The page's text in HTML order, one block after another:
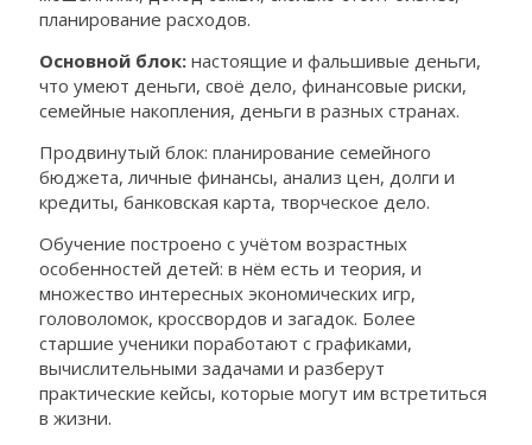
планирование расходов.
Основной блок: настоящие и фальшивые деньги,
что умеют деньги, своё дело, финансовые риски,
семейные накопления, деньги в разных странах.
Продвинутый блок: планирование семейного
бюджета, личные финансы, анализ цен, долги и
кредиты, банковская карта, творческое дело.
Обучение построено с учётом возрастных
особенностей детей: в нём есть и теория, и
множество интересных экономических игр,
головоломок, кроссвордов и загадок. Более
старшие ученики поработают с графиками,
вычислительными задачами и разберут
практические кейсы, которые могут им встретиться
в жизни.